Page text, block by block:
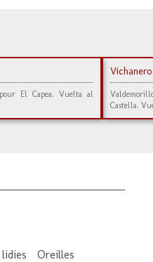
El Capea. Vuelta al
Vichanero
Castella.
Oreilles